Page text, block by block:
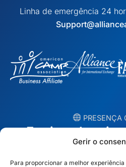
Gerir o
Para proporcionar a melhor
Linha de emergência 24
PRESENÇA
Equipas locais
EUA